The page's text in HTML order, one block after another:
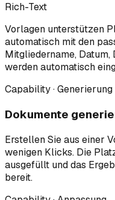
Rich-Text
Vorlagen unterstützen
automatisch mit den
Mitgliedername,
werden automatisch
Capability · Generierung
Dokumente
Erstellen Sie aus einer
wenigen Klicks. Die
ausgefüllt und das
bereit.